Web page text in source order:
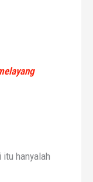
itu hanyalah